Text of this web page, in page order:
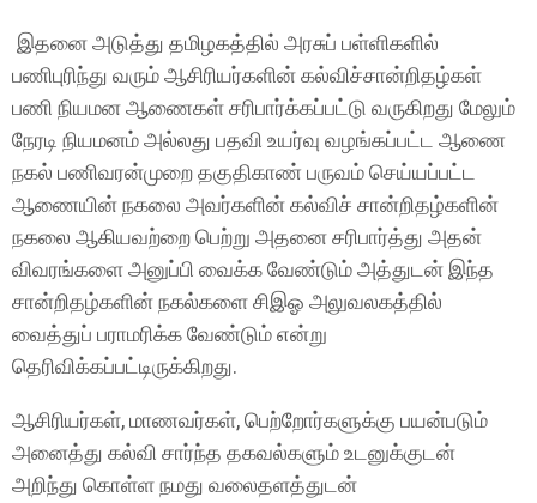
இதனை அடுத்து தமிழகத்தில் அரசுப் பள்ளிகளில்
பணிபுரிந்து வரும் ஆசிரியர்களின் கல்விச்சான்றிதழ்கள்
பணி நியமன ஆணைகள் சரிபார்க்கப்பட்டு வருகிறது மேலும்
நேரடி நியமனம் அல்லது பதவி உயர்வு வழங்கப்பட்ட ஆணை
நகல் பணிவரன்முறை தகுதிகாண் பருவம் செய்யப்பட்ட
ஆணையின் நகலை அவர்களின் கல்விச் சான்றிதழ்களின்
நகலை ஆகியவற்றை பெற்று அதனை சரிபார்த்து அதன்
விவரங்களை அனுப்பி வைக்க வேண்டும் அத்துடன் இந்த
சான்றிதழ்களின் நகல்களை சிஇஓ அலுவலகத்தில்
வைத்துப் பராமரிக்க வேண்டும் என்று
தெரிவிக்கப்பட்டிருக்கிறது.
ஆசிரியர்கள், மாணவர்கள், பெற்றோர்களுக்கு பயன்படும்
அனைத்து கல்வி சார்ந்த தகவல்களும் உடனுக்குடன்
அறிந்து கொள்ள நமது வலைதளத்துடன்